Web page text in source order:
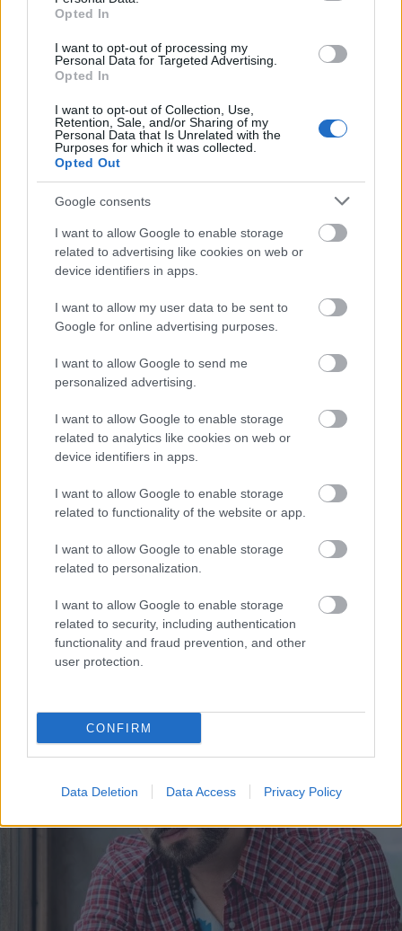
Opted In
I want to opt-out of processing my
Personal Data for Targeted Advertising.
Opted In
I want to opt-out of Collection, Use,
Retention, Sale, and/or Sharing of my
Personal Data that Is Unrelated with the
Purposes for which it was collected.
Opted Out
Google consents
I want to allow Google to enable storage
related to advertising like cookies on web or
device identifiers in apps.
I want to allow my user data to be sent to
Google for online advertising purposes.
I want to allow Google to send me
personalized advertising.
I want to allow Google to enable storage
related to analytics like cookies on web or
device identifiers in apps.
I want to allow Google to enable storage
related to functionality of the website or app.
I want to allow Google to enable storage
related to personalization.
I want to allow Google to enable storage
related to security, including authentication
functionality and fraud prevention, and other
user protection.
CONFIRM
Data Deletion Data Access Privacy Policy
δημιουργήσει οικογένεια με τον Tyler
Το άθλημα της μακροζωίας: Χαρίζει έως και 5
Η Apple αποφασίζει ποιος μένει και ποιος φεύγει και
οι κανόνες δεν είναι ίδιοι για όλους